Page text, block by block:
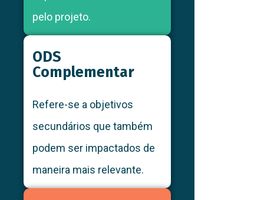
pelo projeto.
ODS
Complementar
Refere-se a objetivos
secundários que também
podem ser impactados de
maneira mais relevante.